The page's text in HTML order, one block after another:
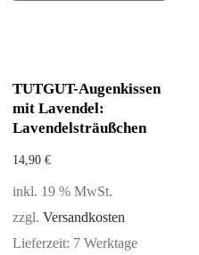
TUTGUT-Augenkissen
mit Lavendel:
Lavendelsträußchen
14,90 €
inkl. 19 % MwSt.
zzgl. Versandkosten
Lieferzeit: 7 Werktage